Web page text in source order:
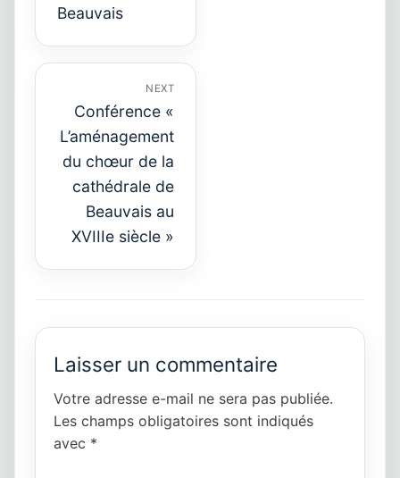
Beauvais
NEXT
post:
Conférence «
L’aménagement
du chœur de la
cathédrale de
Beauvais au
XVIIIe siècle »
Laisser un commentaire
Votre adresse e-mail ne sera pas publiée.
Les champs obligatoires sont indiqués
avec *